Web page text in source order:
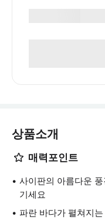
상품소개
매력포인트
사이판의 아름다운
기세요
파란 바다가 펼쳐지